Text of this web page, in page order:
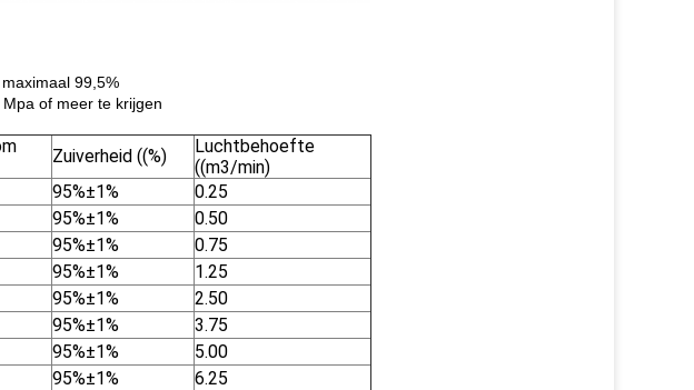
99,5%
of meer te krijgen
Zuiverheid ((%)
Luchtbehoefte
((m3/min)
95%±1%
0.25
95%±1%
0.50
95%±1%
0.75
95%±1%
1.25
95%±1%
2.50
95%±1%
3.75
95%±1%
5.00
95%±1%
6.25